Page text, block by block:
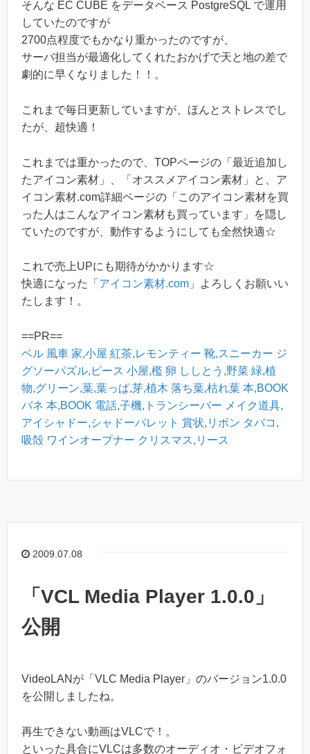
そんな EC CUBE をデータベース PostgreSQL で運用
していたのですが
2700点程度でもかなり重かったのですが、
サーバ担当が最適化してくれたおかげで天と地の差で
劇的に早くなりました！！。
これまで毎日更新していますが、ほんとストレスでし
たが、超快適！
これまでは重かったので、TOPページの「最近追加し
たアイコン素材」、「オススメアイコン素材」と、ア
イコン素材.com詳細ページの「このアイコン素材を買
った人はこんなアイコン素材も買っています」を隠し
ていたのですが、動作するようにしても全然快適☆
これで売上UPにも期待がかかります☆
快適になった「 アイコン素材.com 」よろしくお願いい
たします！。
==PR==
ベル 風車 家,小屋 紅茶,レモンティー 靴,スニーカー ジ
グソーパズル,ピース 小屋,檻 卵 ししとう,野菜 緑,植
物,グリーン,葉,葉っぱ,芽,植木 落ち葉,枯れ葉 本,BOOK
バネ 本,BOOK 電話,子機,トランシーバー メイク道具,
アイシャドー,シャドーパレット 賞状,リボン タバコ,
吸殻 ワインオープナー クリスマス,リース
2009.07.08
「VCL Media Player 1.0.0」
公開
VideoLANが「VLC Media Player」のバージョン1.0.0
を公開しましたね。
再生できない動画はVLCで！。
といった具合にVLCは多数のオーディオ・ビデオフォ